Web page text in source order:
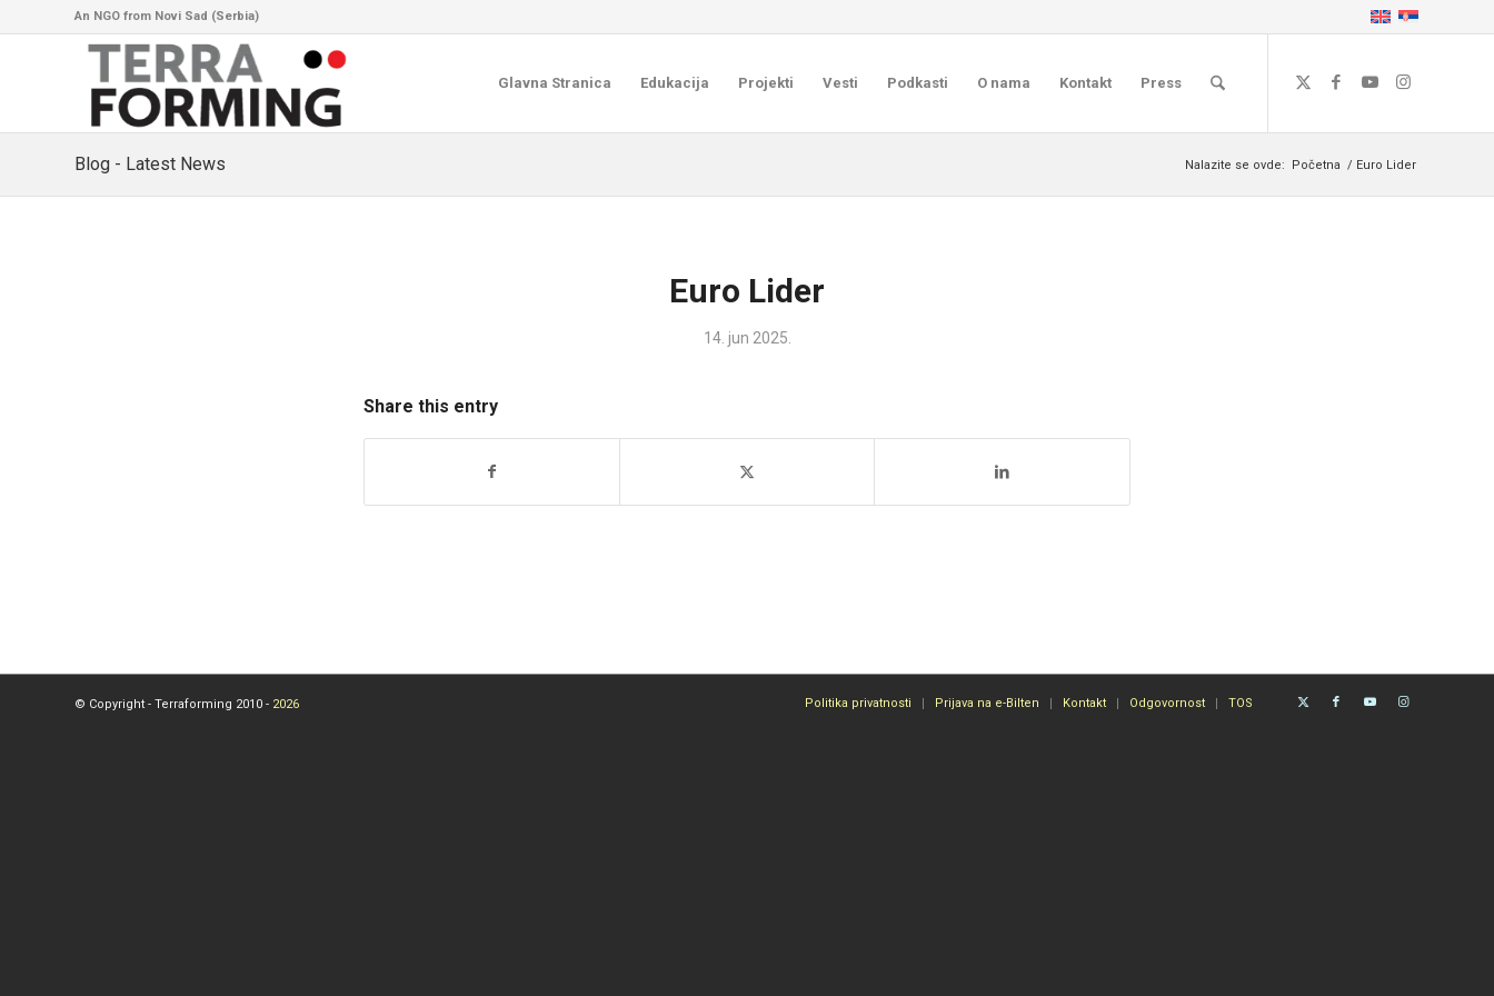
An NGO from Novi Sad (Serbia)
Glavna Stranica Edukacija Projekti Vesti Podkasti O nama Kontakt Press
Blog - Latest News Nalazite se ovde: Početna / Euro Lider
Euro Lider
14. jun 2025.
Share this entry
© Copyright - Terraforming 2010 - 2026 Politika privatnosti Prijava na e-Bilten Kontakt Odgovornost TOS